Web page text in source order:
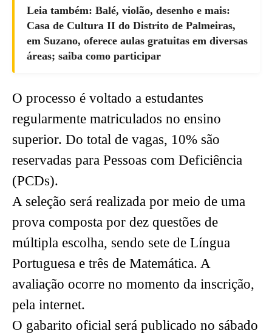
Leia também: Balé, violão, desenho e mais:
Casa de Cultura II do Distrito de Palmeiras,
em Suzano, oferece aulas gratuitas em diversas
áreas; saiba como participar
O processo é voltado a estudantes
regularmente matriculados no ensino
superior. Do total de vagas, 10% são
reservadas para Pessoas com Deficiência
(PCDs).
A seleção será realizada por meio de uma
prova composta por dez questões de
múltipla escolha, sendo sete de Língua
Portuguesa e três de Matemática. A
avaliação ocorre no momento da inscrição,
pela internet.
O gabarito oficial será publicado no sábado